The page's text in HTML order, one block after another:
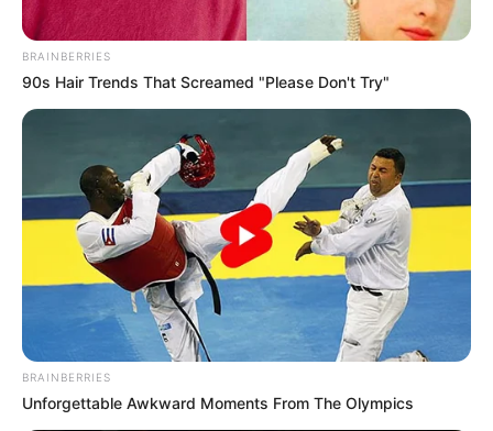
Dimayor
Neyder Moreno abrió el marcador para Nacional contra
Santa Fe.
Marzo 4, 2021
COMPARTIR
UNIRSE AL CANAL DE WHATSAPP
Guaraníempató 1 -1 este miércoles con el Royal Pari
el partido de vuelta de la primera ronda de la
Copa
BRAINBERRIES
90s Hair Trends That Screamed "Please Don't Try"
BRAINBERRIES
Unforgettable Awkward Moments From The Olympics